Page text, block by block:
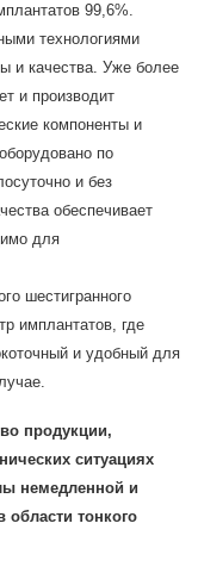
99,6%.
технологиями
и качества. Уже более
и производит
компоненты и
по
и без
обеспечивает
для
шестигранного
имплантатов, где
и удобный для
продукции,
ситуациях
немедленной и
тонкого